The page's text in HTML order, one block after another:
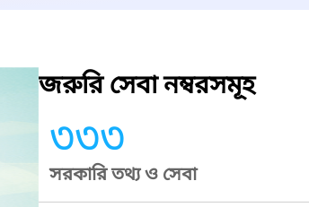
জরুরি সেবা নম্বরসমূহ
৩৩৩
সরকারি তথ্য ও সেবা